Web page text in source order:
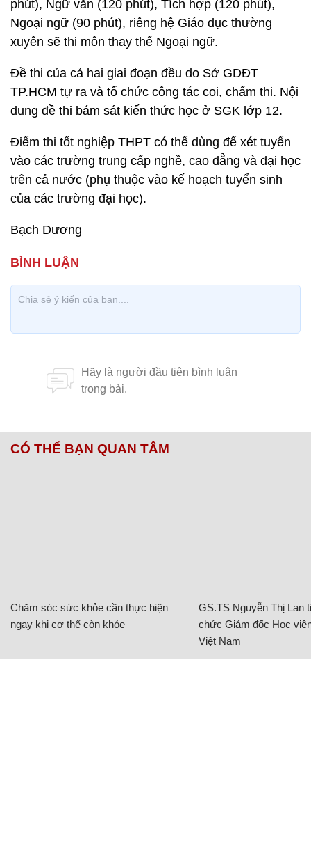
phút), Ngữ văn (120 phút), Tích hợp (120 phút),
Ngoại ngữ (90 phút), riêng hệ Giáo dục thường
xuyên sẽ thi môn thay thế Ngoại ngữ.
Đề thi của cả hai giai đoạn đều do Sở GDĐT
TP.HCM tự ra và tổ chức công tác coi, chấm thi. Nội
dung đề thi bám sát kiến thức học ở SGK lớp 12.
Điểm thi tốt nghiệp THPT có thể dùng để xét tuyển
vào các trường trung cấp nghề, cao đẳng và đại học
trên cả nước (phụ thuộc vào kế hoạch tuyển sinh
của các trường đại học).
Bạch Dương
CÓ THỂ BẠN QUAN TÂM
Chăm sóc sức khỏe cần thực hiện
ngay khi cơ thể còn khỏe
GS.TS Nguyễn Thị Lan
chức Giám đốc Học
Việt Nam